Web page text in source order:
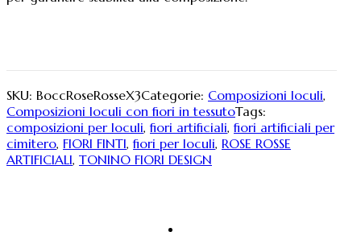
SKU: BoccRoseRosseX3Categorie: Composizioni loculi,
Composizioni loculi con fiori in tessutoTags:
composizioni per loculi,fiori artificiali,fiori artificiali per
cimitero, FIORI FINTI,fiori per loculi, ROSE ROSSE
ARTIFICIALI, TONINO FIORI DESIGN